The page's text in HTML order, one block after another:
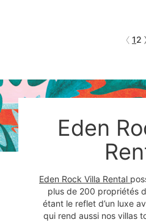
12
Eden
Eden Rock Villa Rental
plus de 200 propriétés
étant le reflet d’un luxe
qui rend aussi nos villas